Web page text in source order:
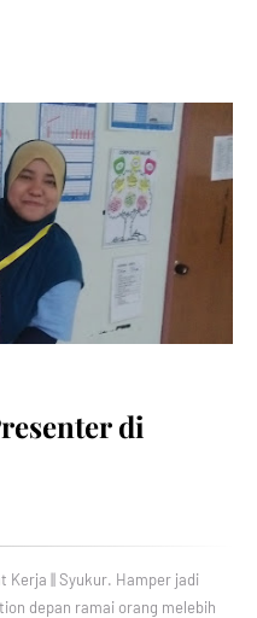
di
Kerja || Syukur. Hamper jadi
depan ramai orang melebih